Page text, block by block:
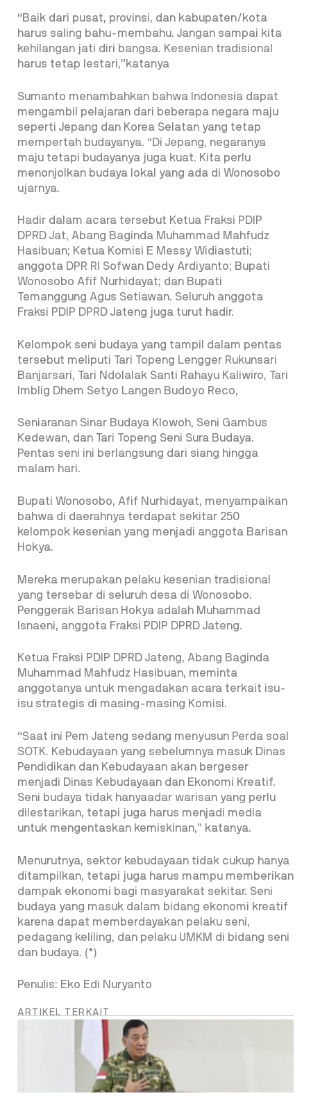
“Baik dari pusat, provinsi, dan kabupaten/kota
harus saling bahu-membahu. Jangan sampai kita
kehilangan jati diri bangsa. Kesenian tradisional
harus tetap lestari,”katanya
Sumanto menambahkan bahwa Indonesia dapat
mengambil pelajaran dari beberapa negara maju
seperti Jepang dan Korea Selatan yang tetap
mempertah budayanya. “Di Jepang, negaranya
maju tetapi budayanya juga kuat. Kita perlu
menonjolkan budaya lokal yang ada di Wonosobo
ujarnya.
Hadir dalam acara tersebut Ketua Fraksi PDIP
DPRD Jat, Abang Baginda Muhammad Mahfudz
Hasibuan; Ketua Komisi E Messy Widiastuti;
anggota DPR RI Sofwan Dedy Ardiyanto; Bupati
Wonosobo Afif Nurhidayat; dan Bupati
Temanggung Agus Setiawan. Seluruh anggota
Fraksi PDIP DPRD Jateng juga turut hadir.
Kelompok seni budaya yang tampil dalam pentas
tersebut meliputi Tari Topeng Lengger Rukunsari
Banjarsari, Tari Ndolalak Santi Rahayu Kaliwiro, Tari
Imblig Dhem Setyo Langen Budoyo Reco,
Seniaranan Sinar Budaya Klowoh, Seni Gambus
Kedewan, dan Tari Topeng Seni Sura Budaya.
Pentas seni ini berlangsung dari siang hingga
malam hari.
Bupati Wonosobo, Afif Nurhidayat, menyampaikan
bahwa di daerahnya terdapat sekitar 250
kelompok kesenian yang menjadi anggota Barisan
Hokya.
Mereka merupakan pelaku kesenian tradisional
yang tersebar di seluruh desa di Wonosobo.
Penggerak Barisan Hokya adalah Muhammad
Isnaeni, anggota Fraksi PDIP DPRD Jateng.
Ketua Fraksi PDIP DPRD Jateng, Abang Baginda
Muhammad Mahfudz Hasibuan, meminta
anggotanya untuk mengadakan acara terkait isu-
isu strategis di masing-masing Komisi.
“Saat ini Pem Jateng sedang menyusun Perda soal
SOTK. Kebudayaan yang sebelumnya masuk Dinas
Pendidikan dan Kebudayaan akan bergeser
menjadi Dinas Kebudayaan dan Ekonomi Kreatif.
Seni budaya tidak hanyaadar warisan yang perlu
dilestarikan, tetapi juga harus menjadi media
untuk mengentaskan kemiskinan,” katanya.
Menurutnya, sektor kebudayaan tidak cukup hanya
ditampilkan, tetapi juga harus mampu memberikan
dampak ekonomi bagi masyarakat sekitar. Seni
budaya yang masuk dalam bidang ekonomi kreatif
karena dapat memberdayakan pelaku seni,
pedagang keliling, dan pelaku UMKM di bidang seni
dan budaya. (*)
Penulis: Eko Edi Nuryanto
ARTIKEL TERKAIT